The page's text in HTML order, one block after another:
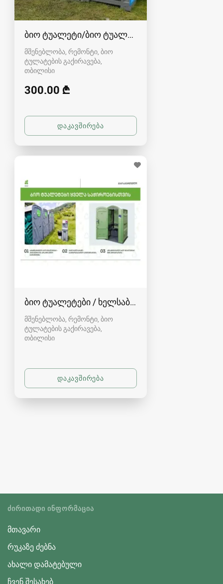
ბიო ტუალეტი/ბიო ტუალეტები/ბიოტუალეტი
მშენებლობა, რემონტი, ბიო
ტულატების გაქირავება
თბილისი
300.00 ₾
ბიო ტუალეტები / ხელსაბანები
მშენებლობა, რემონტი, ბიო
ტულატების გაქირავება
თბილისი
ᲫᲘᲠᲘᲗᲐᲓᲘ ᲘᲜᲤᲝᲠᲛᲐᲪᲘᲐ
მთავარი
რუკაზე ძებნა
ახალი დამატებული
ჩვენ შესახებ